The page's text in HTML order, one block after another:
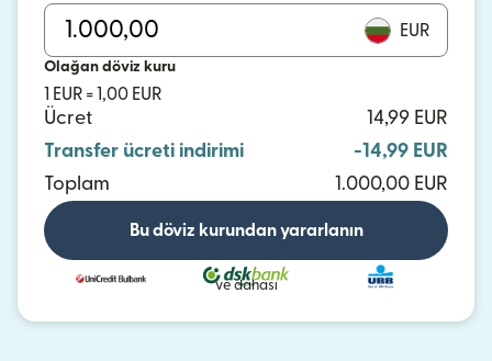
EUR
Olağan döviz kuru
1 EUR = 1,00 EUR
Ücret
14,99 EUR
Transfer ücreti indirimi
-14,99 EUR
Toplam
1.000,00 EUR
Bu döviz kurundan yararlanın
ve dahası